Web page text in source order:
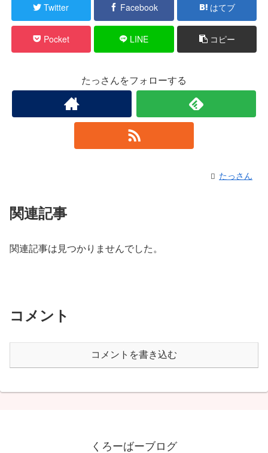
Twitter Facebook はてブ
Pocket LINE コピー
たっさんをフォローする
たっさん
関連記事
関連記事は見つかりませんでした。
コメント
コメントを書き込む
くろーばーブログ